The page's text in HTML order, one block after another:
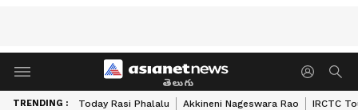
తెలుగు
TRENDING : Today Rasi Phalalu Akkineni Nageswara Rao IRCTC